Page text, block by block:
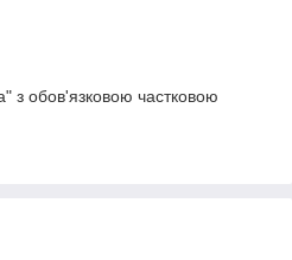
з обов'язковою частковою